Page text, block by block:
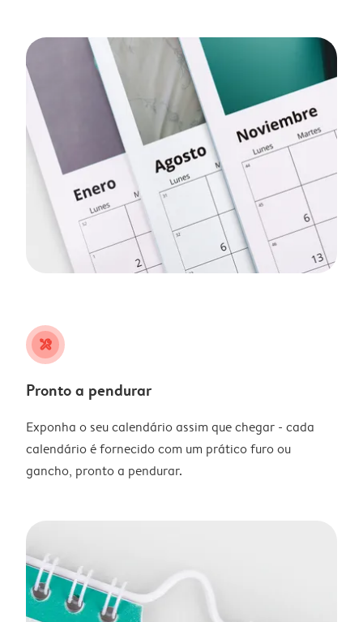
tools
Pronto a pendurar
Exponha o seu calendário assim que chegar - cada
calendário é fornecido com um prático furo ou
gancho, pronto a pendurar.